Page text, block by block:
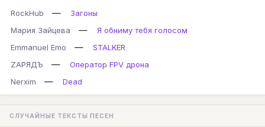
RockHub —
Загоны
Мария Зайцева
—
Я обниму тебя голосом
Emmanuel Emo
—
STALKER
ZАРЯДЪ
—
Оператор FPV дрона
Nerxim
— Dead
СЛУЧАЙНЫЕ ТЕКСТЫ ПЕСЕН